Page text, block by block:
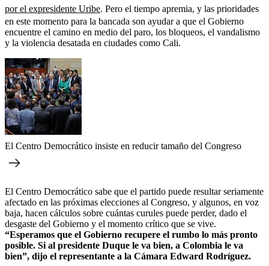
por el expresidente Uribe. Pero el tiempo apremia, y las prioridades
en este momento para la bancada son ayudar a que el Gobierno
encuentre el camino en medio del paro, los bloqueos, el vandalismo
y la violencia desatada en ciudades como Cali.
El Centro Democrático insiste en reducir tamaño del Congreso
El Centro Democrático sabe que el partido puede resultar seriamente
afectado en las próximas elecciones al Congreso, y algunos, en voz
baja, hacen cálculos sobre cuántas curules puede perder, dado el
desgaste del Gobierno y el momento crítico que se vive.
“Esperamos que el Gobierno recupere el rumbo lo más pronto
posible. Si al presidente Duque le va bien, a Colombia le va
bien”, dijo el representante a la Cámara Edward Rodríguez.